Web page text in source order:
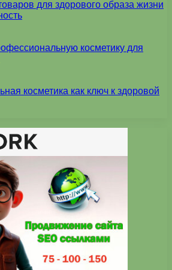
для здорового образа жизни
косметику для
косметика как ключ к здоровой